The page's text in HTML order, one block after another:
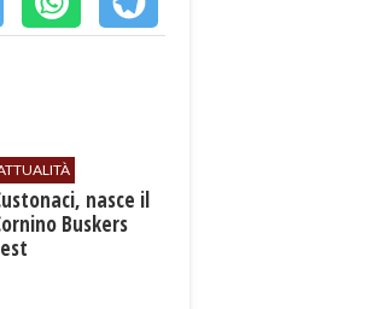
nasce il
Buskers